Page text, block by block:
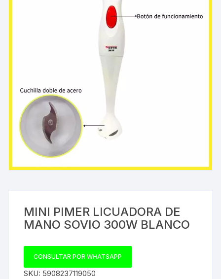
MINI PIMER LICUADORA DE
MANO SOVIO 300W BLANCO
CONSULTAR POR WHATSAPP
SKU: 5908237119050